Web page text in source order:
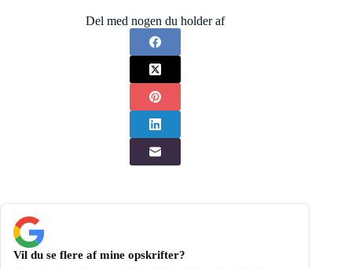
Del med nogen du holder af
Vil du se flere af mine opskrifter?